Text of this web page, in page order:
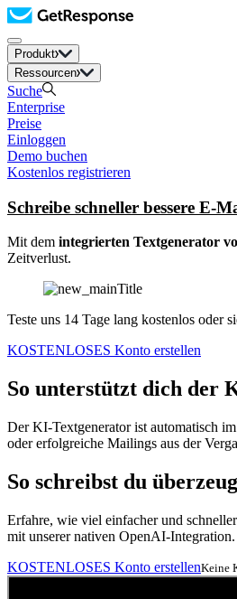
Produkt
Ressourcen
Suche
Enterprise
Preise
Einloggen
Demo buchen
Kostenlos registrieren
Schreibe schneller bessere E-
Mit dem integrierten Textgenerator
Zeitverlust.
Teste uns 14 Tage lang kostenlos oder
KOSTENLOSES Konto erstellen
So unterstützt dich der
Der KI-Textgenerator ist automatisch
oder erfolgreiche Mailings aus der
So schreibst du
Erfahre, wie viel einfacher und
mit unserer nativen OpenAI-Integration.
KOSTENLOSES Konto erstellenKeine